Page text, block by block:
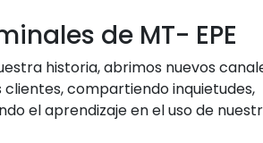
de MT- EPE
historia, abrimos nuevos
compartiendo inquietudes,
el aprendizaje en el uso de